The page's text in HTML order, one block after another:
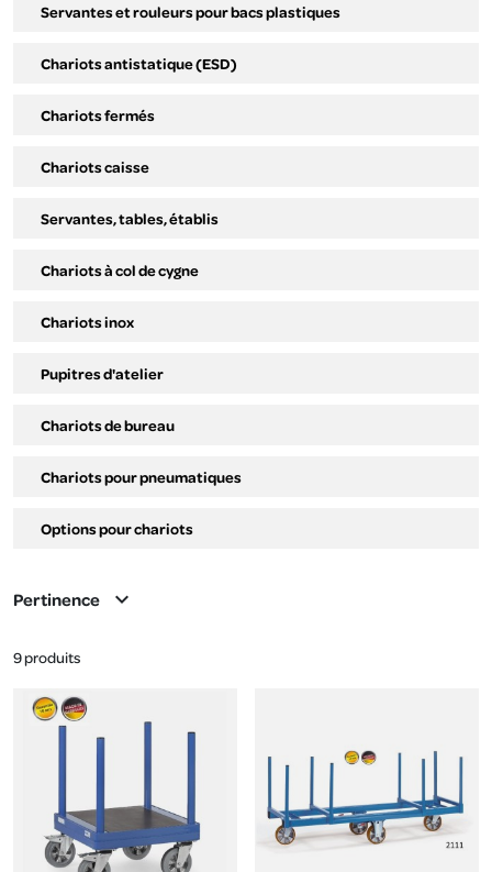
Servantes et rouleurs pour bacs plastiques
Chariots antistatique (ESD)
Chariots fermés
Chariots caisse
Servantes, tables, établis
Chariots à col de cygne
Chariots inox
Pupitres d'atelier
Chariots de bureau
Chariots pour pneumatiques
Options pour chariots
9 produits
Pertinence expand_more